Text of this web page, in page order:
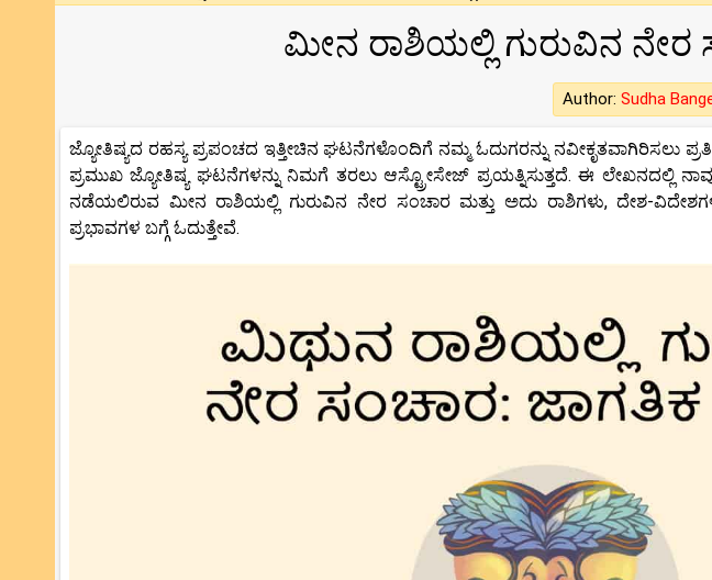
ಮೀನ ರಾಶಿಯಲ್ಲಿ ಗುರುವಿನ ನೇರ
Author: Sudha
ಜ್ಯೋತಿಷ್ಯದ ರಹಸ್ಯ ಪ್ರಪಂಚದ ಇತ್ತೀಚಿನ ಘಟನೆಗಳೊಂದಿಗೆ ನಮ್ಮ ಓದುಗರನ್ನು ನವೀಕೃತವಾಗಿರಿಸಲು
ಪ್ರಮುಖ ಜ್ಯೋತಿಷ್ಯ ಘಟನೆಗಳನ್ನು ನಿಮಗೆ ತರಲು ಆಸ್ಟ್ರೋಸೇಜ್ ಪ್ರಯತ್ನಿಸುತ್ತದೆ. ಈ ಲೇಖನದಲ್ಲಿ
ನಡೆಯಲಿರುವ ಮೀನ ರಾಶಿಯಲ್ಲಿ ಗುರುವಿನ ನೇರ ಸಂಚಾರ ಮತ್ತು ಅದು ರಾಶಿಗಳು, ದೇಶ-
ಪ್ರಭಾವಗಳ ಬಗ್ಗೆ ಓದುತ್ತೇವೆ.